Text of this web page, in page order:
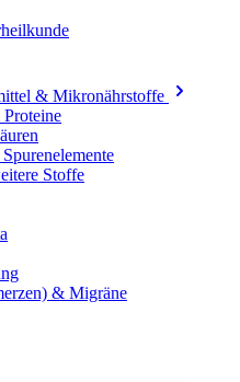
& Mikronährstoffe
Stoffe
& Migräne